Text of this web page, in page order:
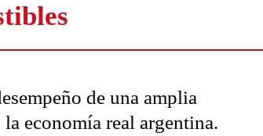
de una amplia
economía real argentina.